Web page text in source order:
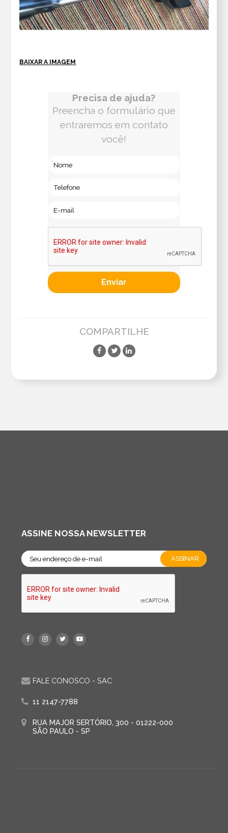
BAIXAR A IMAGEM
Precisa de ajuda?
Preencha o formulário que
entraremos em contato
você!
COMPARTILHE
ASSINE NOSSA NEWSLETTER
FALE CONOSCO - SAC
11 2147-7788
RUA MAJOR SERTÓRIO, 300 - 01222-000
SÃO PAULO - SP